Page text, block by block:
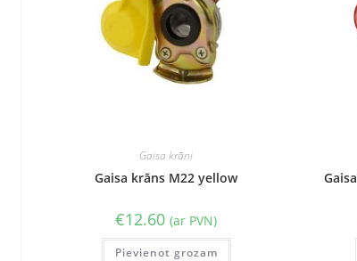
Gaisa krāni
Gaisa krāns M22 yellow
€12.60 (ar PVN)
Pievienot grozam